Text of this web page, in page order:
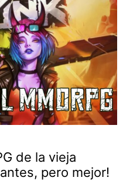
de la vieja
pero mejor!